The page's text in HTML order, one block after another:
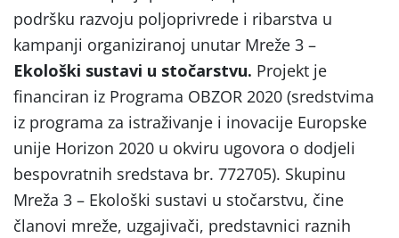
podršku razvoju poljoprivrede i ribarstva u
kampanji organiziranoj unutar Mreže 3 –
Ekološki sustavi u stočarstvu. Projekt je
financiran iz Programa OBZOR 2020 (sredstvima
iz programa za istraživanje i inovacije Europske
unije Horizon 2020 u okviru ugovora o dodjeli
bespovratnih sredstava br. 772705). Skupinu
Mreža 3 – Ekološki sustavi u stočarstvu, čine
članovi mreže, uzgajivači, predstavnici raznih